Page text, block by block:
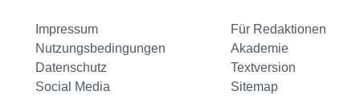
Impressum
Für Redaktionen
Nutzungsbedingungen
Akademie
Datenschutz
Textversion
Social Media
Sitemap